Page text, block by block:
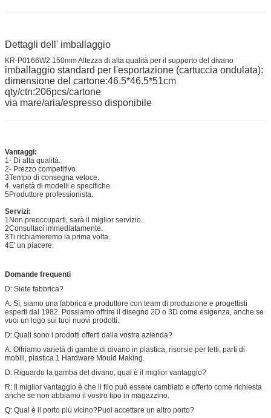
Dettagli dell' imballaggio
KR-P0166W2 150mm Altezza di alta qualità per il supporto del divano
imballaggio standard per l'esportazione (cartuccia ondulata):
dimensione del cartone:46.5*46.5*51cm
qty/ctn:206pcs/cartone
via mare/aria/espresso disponibile
Vantaggi:
1- Di alta qualità.
2- Prezzo competitivo.
3Tempo di consegna veloce.
4. varietà di modelli e specifiche.
5Produttore professionista.
Servizi:
1Non preoccuparti, sarà il miglior servizio.
2Consultaci immediatamente.
3Ti richiameremo la prima volta.
4E' un piacere.
Domande frequenti
D: Siete fabbrica?
A: Sì, siamo una fabbrica e produttore con team di produzione e progettisti
esperti dal 1982. Possiamo offrire il disegno 2D o 3D come esigenza, anche se
vuoi un logo sui tuoi nuovi prodotti.
D: Quali sono i prodotti offerti dalla vostra azienda?
A: Offriamo varietà di gambe di divano in plastica, risorsie per letti, parti di
mobili, plastica 1 Hardware Mould Making.
D: Riguardo la gamba del divano, qual è il miglior vantaggio?
R: Il miglior vantaggio è che il filo può essere cambiato e offerto come richiesta
anche se non abbiamo il vostro tipo in magazzino.
Q: Qual è il porto più vicino?Puoi accettare un altro porto?